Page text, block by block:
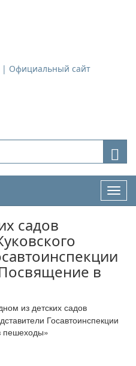
садов
в
из детских садов
Госавтоинспекции
пешеходы»